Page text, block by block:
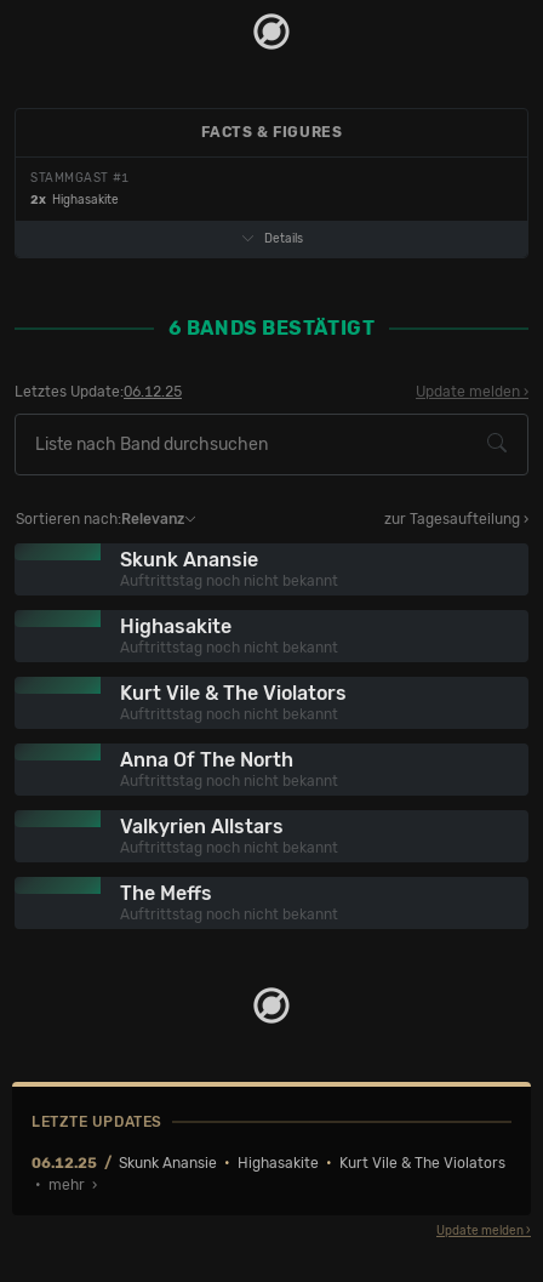
FACTS & FIGURES
STAMMGAST #1
2x Highasakite
Details
6 BANDS BESTÄTIGT
Sortieren nach: Relevanz zur Tagesaufteilung ›
Skunk Anansie
Auftrittstag noch nicht bekannt
Highasakite
Auftrittstag noch nicht bekannt
Kurt Vile & The Violators
Auftrittstag noch nicht bekannt
Anna Of The North
Auftrittstag noch nicht bekannt
Valkyrien Allstars
Auftrittstag noch nicht bekannt
The Meffs
Auftrittstag noch nicht bekannt
Letztes Update:06.12.25 Update melden
LETZTE UPDATES
06.12.25 Skunk Anansie • Highasakite •
Kurt Vile & The Violators
• mehr ›
Update melden